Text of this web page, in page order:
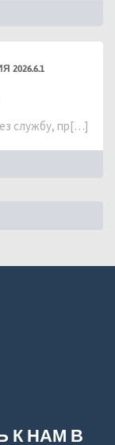
службу, пр[…]
К НАМ В